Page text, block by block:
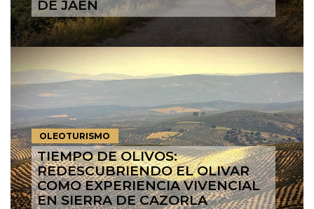
DE JAÉN
OLEOTURISMO
TIEMPO DE OLIVOS:
REDESCUBRIENDO EL OLIVAR
COMO EXPERIENCIA VIVENCIAL
EN SIERRA DE CAZORLA